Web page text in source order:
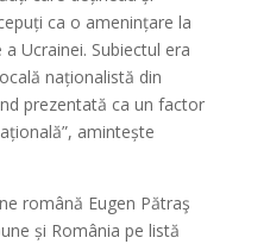
ca o amenințare la
Ucrainei. Subiectul era
naționalistă din
prezentată ca un factor
amintește
română Eugen Pătraş
și România pe listă